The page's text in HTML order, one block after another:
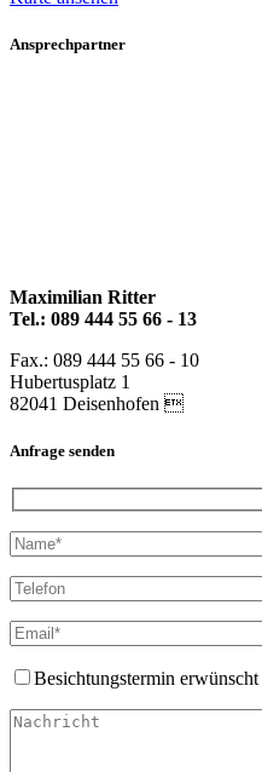
Ansprechpartner
Maximilian Ritter
Tel.: 089 444 55 66 - 13
Fax.: 089 444 55 66 - 10
Hubertusplatz 1
82041 Deisenhofen 
Anfrage senden
Besichtungstermin erwünscht